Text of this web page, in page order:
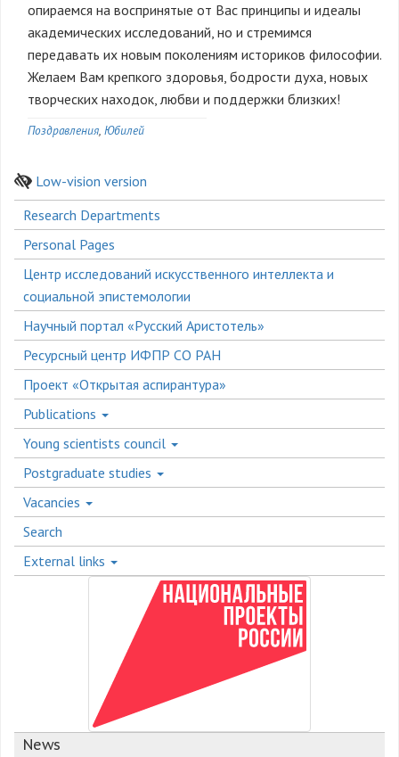
опираемся на воспринятые от Вас принципы и идеалы
академических исследований, но и стремимся
передавать их новым поколениям историков философии.
Желаем Вам крепкого здоровья, бодрости духа, новых
творческих находок, любви и поддержки близких!
Поздравления Юбилей
Low-vision version
Боковое
меню
Research Departments
Personal Pages
Центр исследований искусственного интеллекта и
социальной эпистемологии
Научный портал «Русский Аристотель»
Ресурсный центр ИФПР СО РАН
Проект «Открытая аспирантура»
Publications
Young scientists council
Postgraduate studies
Vacancies
Search
External links
News